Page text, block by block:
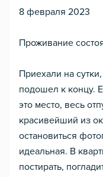
8 февраля 2023
Проживание
Приехали на
подошел к концу.
это место, весь
красивейший из
остановиться
идеальная. В
постирать,